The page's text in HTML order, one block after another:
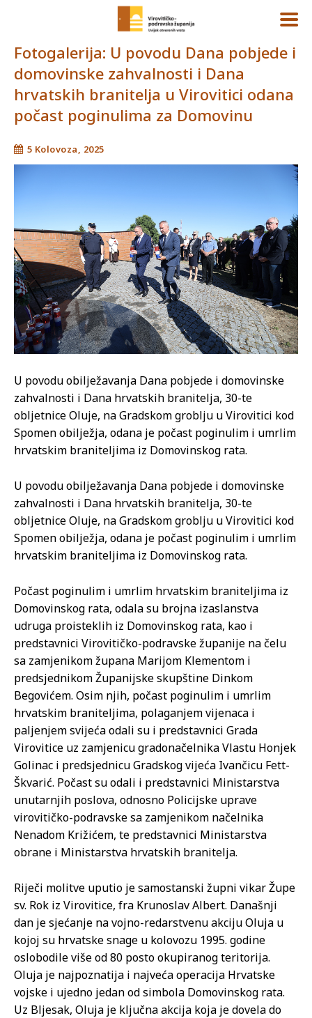
Fotogalerija: U povodu Dana pobjede i
domovinske zahvalnosti i Dana
hrvatskih branitelja u Virovitici odana
počast poginulima za Domovinu
5 Kolovoza, 2025
U povodu obilježavanja Dana pobjede i domovinske
zahvalnosti i Dana hrvatskih branitelja, 30-te
obljetnice Oluje, na Gradskom groblju u Virovitici kod
Spomen obilježja, odana je počast poginulim i umrlim
hrvatskim braniteljima iz Domovinskog rata.
U povodu obilježavanja Dana pobjede i domovinske
zahvalnosti i Dana hrvatskih branitelja, 30-te
obljetnice Oluje, na Gradskom groblju u Virovitici kod
Spomen obilježja, odana je počast poginulim i umrlim
hrvatskim braniteljima iz Domovinskog rata.
Počast poginulim i umrlim hrvatskim braniteljima iz
Domovinskog rata, odala su brojna izaslanstva
udruga proisteklih iz Domovinskog rata, kao i
predstavnici Virovitičko-podravske županije na čelu
sa zamjenikom župana Marijom Klementom i
predsjednikom Županijske skupštine Dinkom
Begovićem. Osim njih, počast poginulim i umrlim
hrvatskim braniteljima, polaganjem vijenaca i
paljenjem svijeća odali su i predstavnici Grada
Virovitice uz zamjenicu gradonačelnika Vlastu Honjek
Golinac i predsjednicu Gradskog vijeća Ivančicu Fett-
Škvarić. Počast su odali i predstavnici Ministarstva
unutarnjih poslova, odnosno Policijske uprave
virovitičko-podravske sa zamjenikom načelnika
Nenadom Križićem, te predstavnici Ministarstva
obrane i Ministarstva hrvatskih branitelja.
Riječi molitve uputio je samostanski župni vikar Župe
sv. Rok iz Virovitice, fra Krunoslav Albert. Današnji
dan je sjećanje na vojno-redarstvenu akciju Oluja u
kojoj su hrvatske snage u kolovozu 1995. godine
oslobodile više od 80 posto okupiranog teritorija.
Oluja je najpoznatija i najveća operacija Hrvatske
vojske i ujedno jedan od simbola Domovinskog rata.
Uz Bljesak, Oluja je ključna akcija koja je dovela do